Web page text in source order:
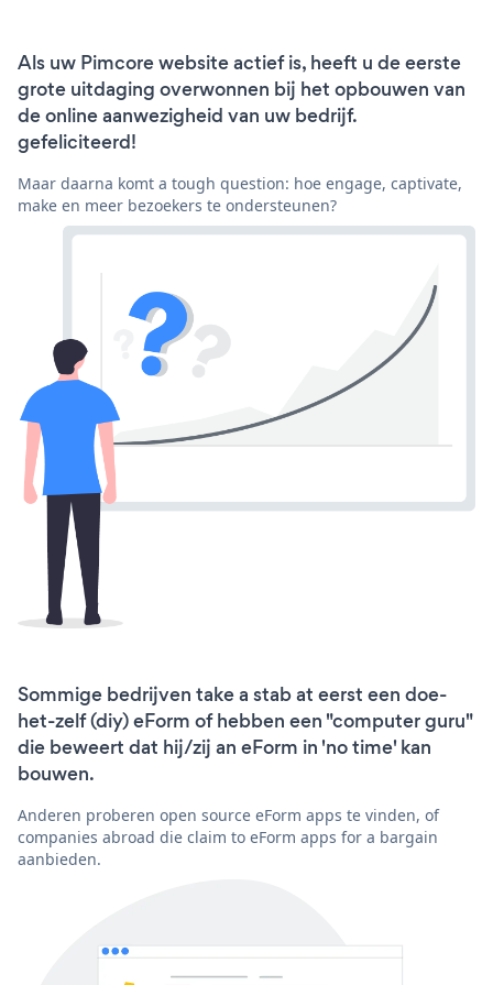
Als uw Pimcore website actief is, heeft u de eerste
grote uitdaging overwonnen bij het opbouwen van
de online aanwezigheid van uw bedrijf.
gefeliciteerd!
Maar daarna komt a tough question: hoe engage, captivate,
make en meer bezoekers te ondersteunen?
Sommige bedrijven take a stab at eerst een doe-
het-zelf (diy) eForm of hebben een "computer guru"
die beweert dat hij/zij an eForm in 'no time' kan
bouwen.
Anderen proberen open source eForm apps te vinden, of
companies abroad die claim to eForm apps for a bargain
aanbieden.